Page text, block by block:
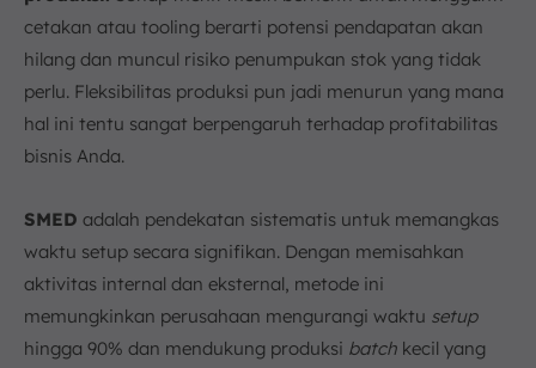
d. Industri Farmasi
5. Kesimpulan
FAQ:
cetakan atau tooling berarti potensi pendapatan akan
hilang dan muncul risiko penumpukan stok yang tidak
perlu. Fleksibilitas produksi pun jadi menurun yang mana
hal ini tentu sangat berpengaruh terhadap profitabilitas
bisnis Anda.
SMED adalah pendekatan sistematis untuk memangkas
waktu setup secara signifikan. Dengan memisahkan
aktivitas internal dan eksternal, metode ini
memungkinkan perusahaan mengurangi waktu setup
hingga 90% dan mendukung produksi batch kecil yang